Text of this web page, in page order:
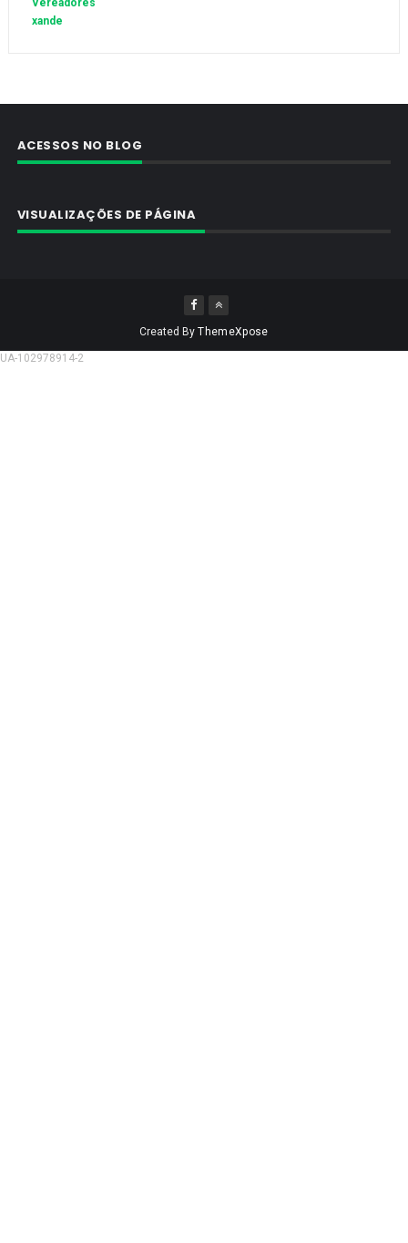
Vereadores
xande
ACESSOS NO BLOG
VISUALIZAÇÕES DE PÁGINA
Created ByThemeXpose
UA-102978914-2